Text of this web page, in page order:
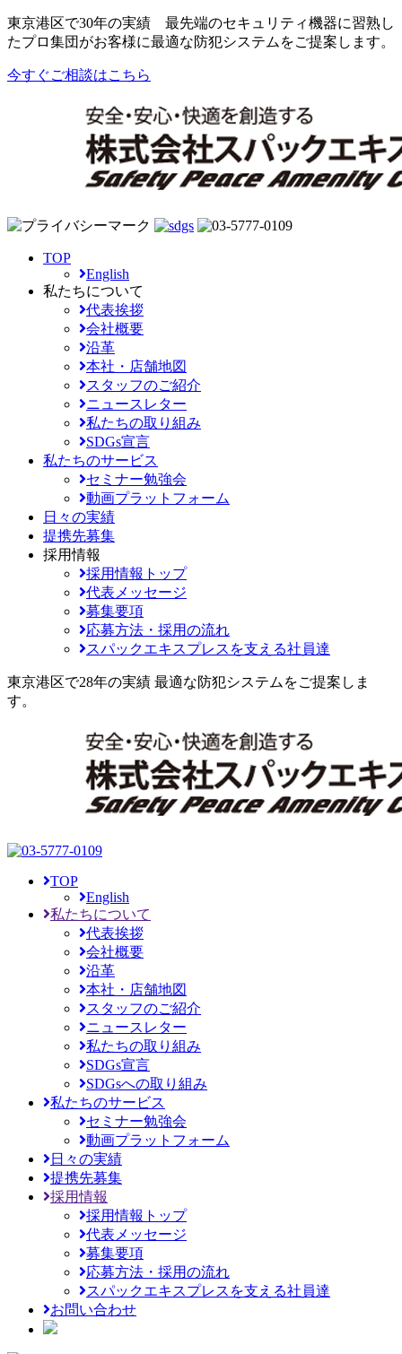
東京港区で30年の実績 最先端のセキュリティ機器に習熟し
たプロ集団がお客様に最適な防犯システムをご提案します。
今すぐご相談はこちら
TOP
English
私たちについて
代表挨拶
会社概要
沿革
本社・店舗地図
スタッフのご紹介
ニュースレター
私たちの取り組み
SDGs宣言
私たちのサービス
セミナー勉強会
動画プラットフォーム
日々の実績
提携先募集
採用情報
採用情報トップ
代表メッセージ
募集要項
応募方法・採用の流れ
スパックエキスプレスを支える社員達
東京港区で28年の実績 最適な防犯システムをご提案しま
す。
TOP
English
私たちについて
代表挨拶
会社概要
沿革
本社・店舗地図
スタッフのご紹介
ニュースレター
私たちの取り組み
SDGs宣言
SDGsへの取り組み
私たちのサービス
セミナー勉強会
動画プラットフォーム
日々の実績
提携先募集
採用情報
採用情報トップ
代表メッセージ
募集要項
応募方法・採用の流れ
スパックエキスプレスを支える社員達
お問い合わせ